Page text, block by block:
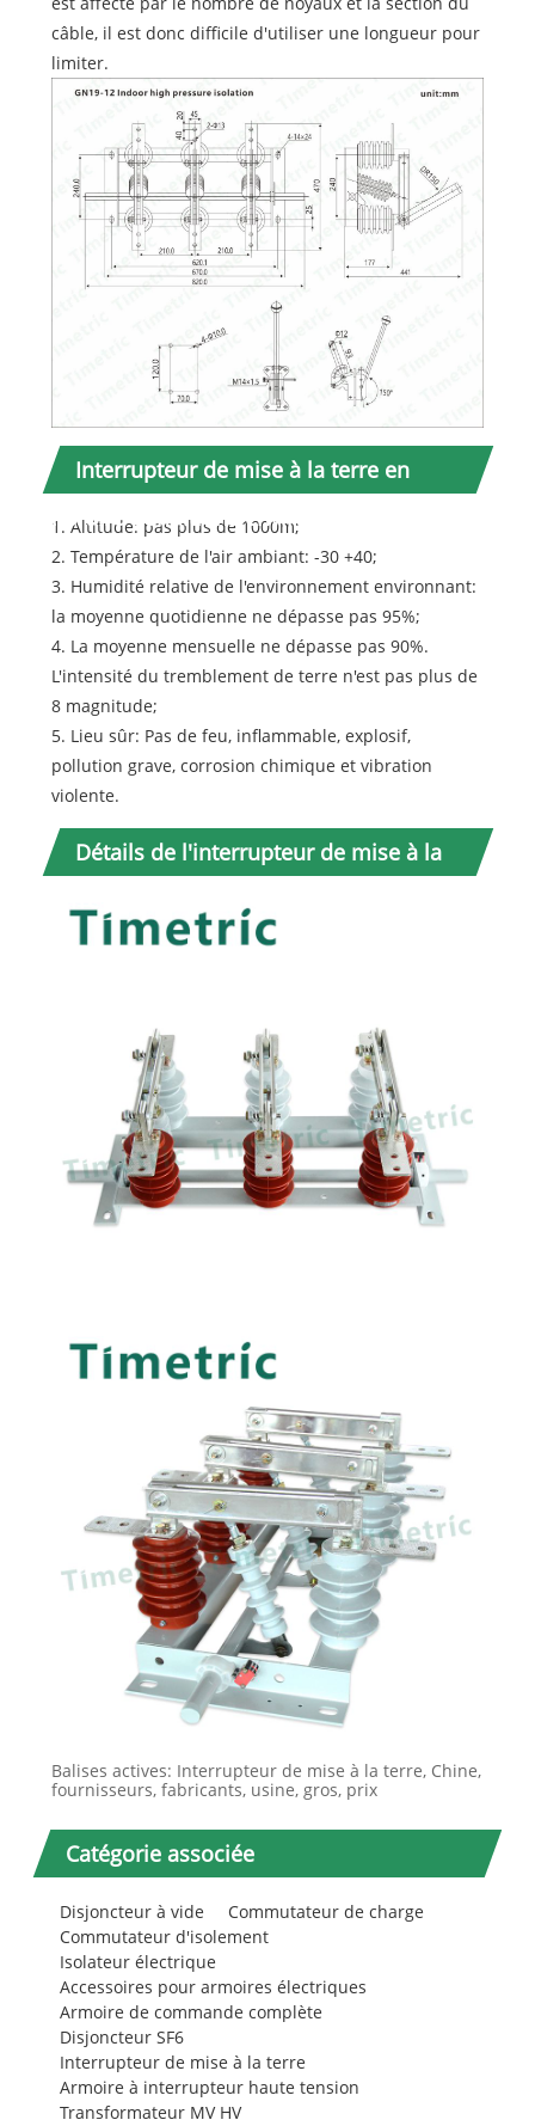
câble, il est donc difficile d'utiliser une longueur pour
limiter.
Interrupteur de mise à la terre en
horaire Conditions environnementales
1. Altitude: pas plus de 1000m;
2. Température de l'air ambiant: -30 +40;
3. Humidité relative de l'environnement environnant:
la moyenne quotidienne ne dépasse pas 95%;
4. La moyenne mensuelle ne dépasse pas 90%.
L'intensité du tremblement de terre n'est pas plus de
8 magnitude;
5. Lieu sûr: Pas de feu, inflammable, explosif,
pollution grave, corrosion chimique et vibration
violente.
Détails de l'interrupteur de mise à la
Balises actives: Interrupteur de mise à la terre, Chine,
fournisseurs, fabricants, usine, gros, prix
Catégorie associée
Disjoncteur à vide
Commutateur de charge
Commutateur d'isolement
Isolateur électrique
Accessoires pour armoires électriques
Armoire de commande complète
Disjoncteur SF6
Interrupteur de mise à la terre
Armoire à interrupteur haute tension
Transformateur MV HV